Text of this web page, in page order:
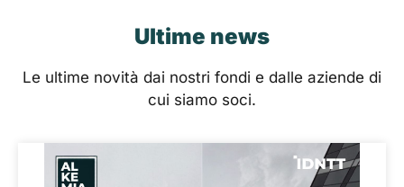
Ultime news
Le ultime novità dai nostri fondi e dalle aziende di
cui siamo soci.